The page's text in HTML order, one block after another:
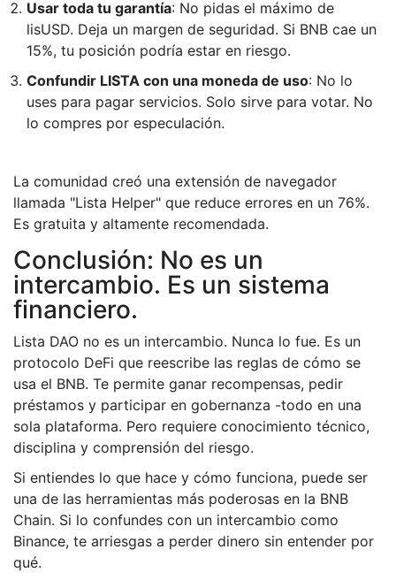
Usar toda tu garantía: No pidas el máximo de
lisUSD. Deja un margen de seguridad. Si BNB cae un
15%, tu posición podría estar en riesgo.
Confundir LISTA con una moneda de uso: No lo
uses para pagar servicios. Solo sirve para votar. No
lo compres por especulación.
La comunidad creó una extensión de navegador
llamada "Lista Helper" que reduce errores en un 76%.
Es gratuita y altamente recomendada.
Conclusión: No es un
intercambio. Es un sistema
financiero.
Lista DAO no es un intercambio. Nunca lo fue. Es un
protocolo DeFi que reescribe las reglas de cómo se
usa el BNB. Te permite ganar recompensas, pedir
préstamos y participar en gobernanza -todo en una
sola plataforma. Pero requiere conocimiento técnico,
disciplina y comprensión del riesgo.
Si entiendes lo que hace y cómo funciona, puede ser
una de las herramientas más poderosas en la BNB
Chain. Si lo confundes con un intercambio como
Binance, te arriesgas a perder dinero sin entender por
qué.